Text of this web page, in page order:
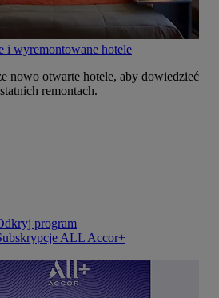
i wyremontowane hotele
nowo otwarte hotele, aby dowiedzieć
remontach.
program
ALL Accor+